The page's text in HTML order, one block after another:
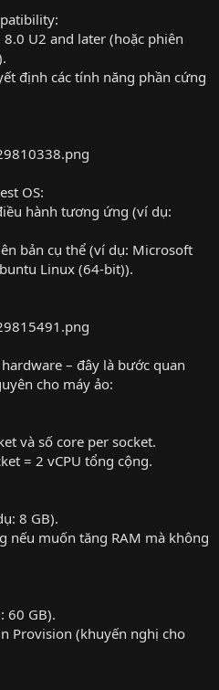
U2 and later (hoặc phiên
định các tính năng phần cứng
OS:
hành tương ứng (ví dụ:
bản cụ thể (ví dụ: Microsoft
Linux (64-bit)).
– đây là bước quan
cho máy ảo:
và số core per socket.
= 2 vCPU tổng cộng.
8 GB).
nếu muốn tăng RAM mà không
60 GB).
Provision (khuyến nghị cho